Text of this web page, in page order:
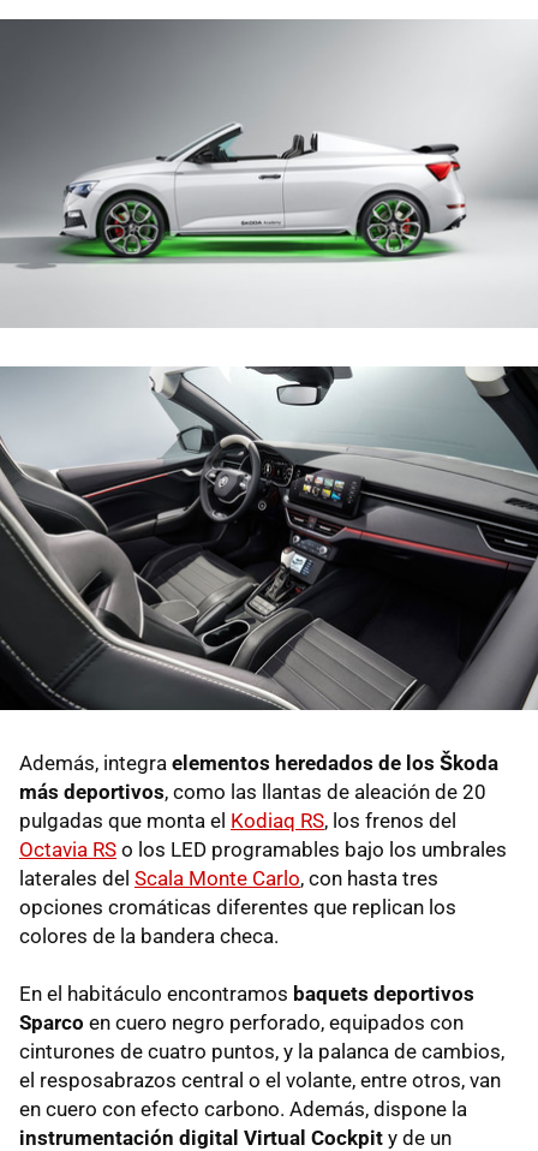
Además, integra elementos heredados de los Škoda
más deportivos, como las llantas de aleación de 20
pulgadas que monta el Kodiaq RS, los frenos del
Octavia RS o los LED programables bajo los umbrales
laterales del Scala Monte Carlo, con hasta tres
opciones cromáticas diferentes que replican los
colores de la bandera checa.
En el habitáculo encontramos baquets deportivos
Sparco en cuero negro perforado, equipados con
cinturones de cuatro puntos, y la palanca de cambios,
el resposabrazos central o el volante, entre otros, van
en cuero con efecto carbono. Además, dispone la
instrumentación digital Virtual Cockpit y de un